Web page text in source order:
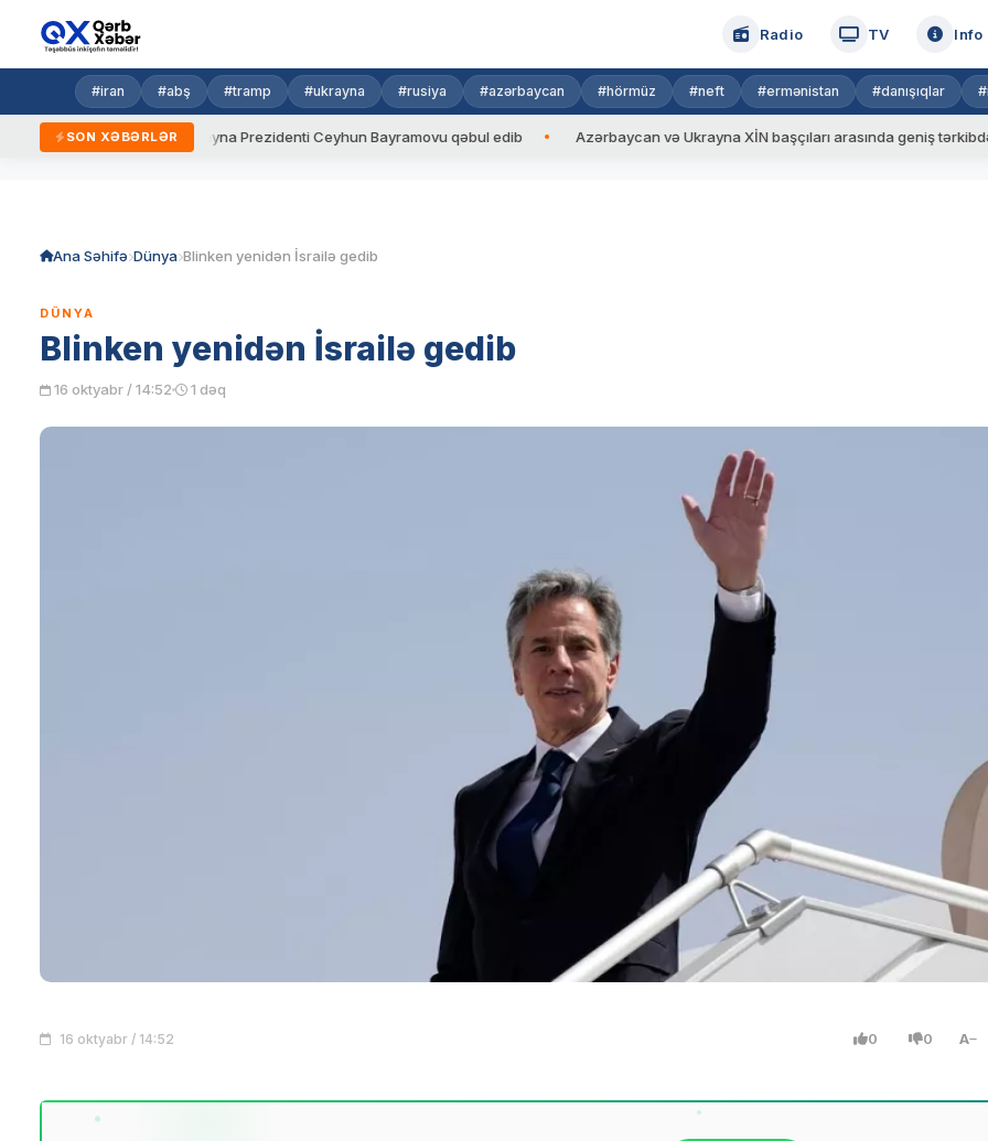
Radio TV Info
#iran #abş #tramp #ukrayna #rusiya #azərbaycan #hörmüz #neft #ermənistan #danışıqlar
SON XƏBƏRLƏR
qaydalar Ukrayna Prezidenti Ceyhun Bayramovu qəbul edib Azərbaycan və Ukrayna XİN başçıları arasında geniş tərkibdə
Ana Səhifə Dünya Blinken yenidən İsrailə gedib
DÜNYA
Blinken yenidən İsrailə gedib
16 oktyabr / 14:52 1 dəq
16 oktyabr / 14:52 0 0 A